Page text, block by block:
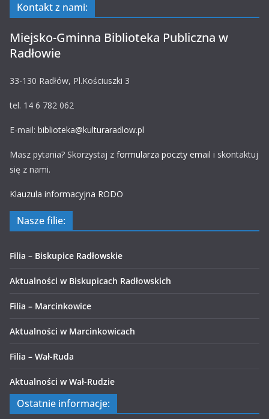
Kontakt z nami:
Miejsko-Gminna Biblioteka Publiczna w
Radłowie
33-130 Radłów, Pl.Kościuszki 3
tel. 14 6 782 062
E-mail: biblioteka@kulturaradlow.pl
Masz pytania? Skorzystaj z formularza poczty email i skontaktuj
się z nami.
Klauzula informacyjna RODO
Nasze filie:
Filia – Biskupice Radłowskie
Aktualności w Biskupicach Radłowskich
Filia – Marcinkowice
Aktualności w Marcinkowicach
Filia – Wał-Ruda
Aktualności w Wał-Rudzie
Ostatnie informacje: